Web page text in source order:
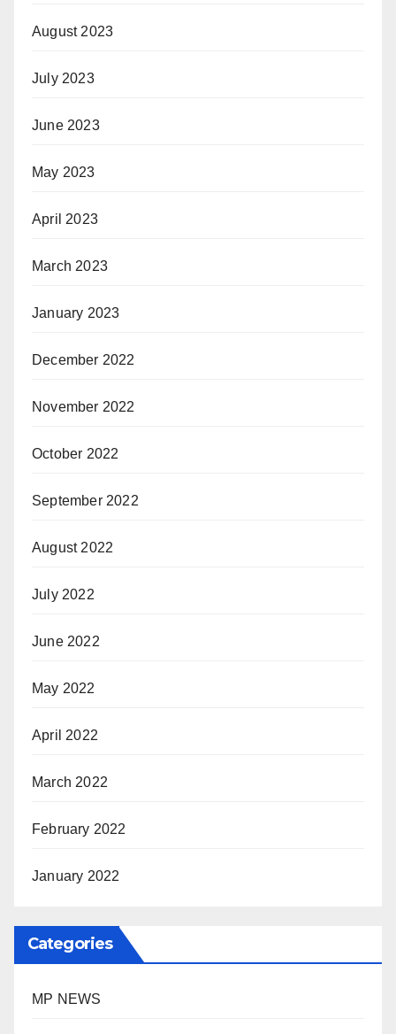
August 2023
July 2023
June 2023
May 2023
April 2023
March 2023
January 2023
December 2022
November 2022
October 2022
September 2022
August 2022
July 2022
June 2022
May 2022
April 2022
March 2022
February 2022
January 2022
Categories
MP NEWS